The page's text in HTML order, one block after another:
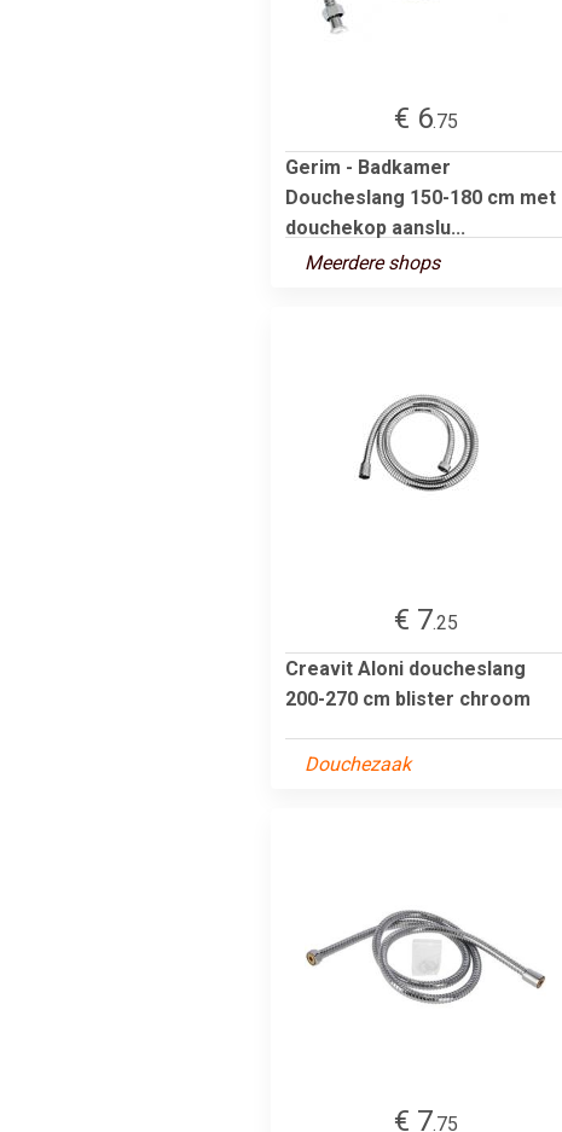
€ 6.75
Gerim - Badkamer
Doucheslang 150-180 cm met
douchekop aanslu...
Meerdere shops
€ 7.25
Creavit Aloni doucheslang
200-270 cm blister chroom
Douchezaak
€ 7.75